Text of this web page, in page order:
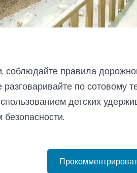
соблюдайте правила
разговаривайте по сотовому
детских
безопасности.